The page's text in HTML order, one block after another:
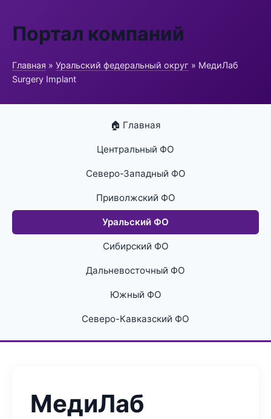
Портал компаний
Главная » Уральский федеральный округ » МедиЛаб
Surgery Implant
🏠 Главная
Центральный ФО
Северо-Западный ФО
Приволжский ФО
Уральский ФО
Сибирский ФО
Дальневосточный ФО
Южный ФО
Северо-Кавказский ФО
МедиЛаб